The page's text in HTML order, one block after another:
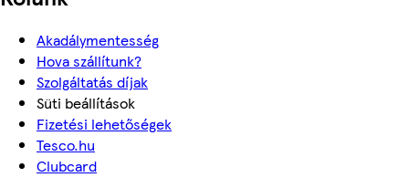
Akadálymentesség
Hova szállítunk?
Szolgáltatás díjak
Süti beállítások
Fizetési lehetőségek
Tesco.hu
Clubcard